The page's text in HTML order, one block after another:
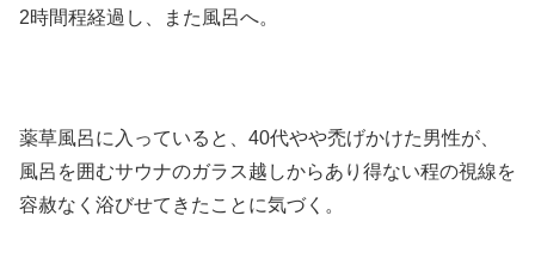
2時間程経過し、また風呂へ。
薬草風呂に入っていると、40代やや禿げかけた男性が、
風呂を囲むサウナのガラス越しからあり得ない程の視線を
容赦なく浴びせてきたことに気づく。